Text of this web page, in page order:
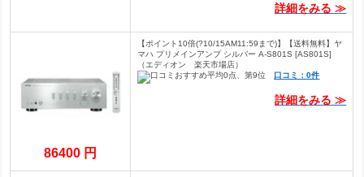
詳細をみる ≫
86400 円
【ポイント10倍(?10/15AM11:59まで)】【送料無料】ヤ
マハ プリメインアンプ シルバー A-S801S [AS801S]
（エディオン 楽天市場店）
口コミ：0件
詳細をみる ≫